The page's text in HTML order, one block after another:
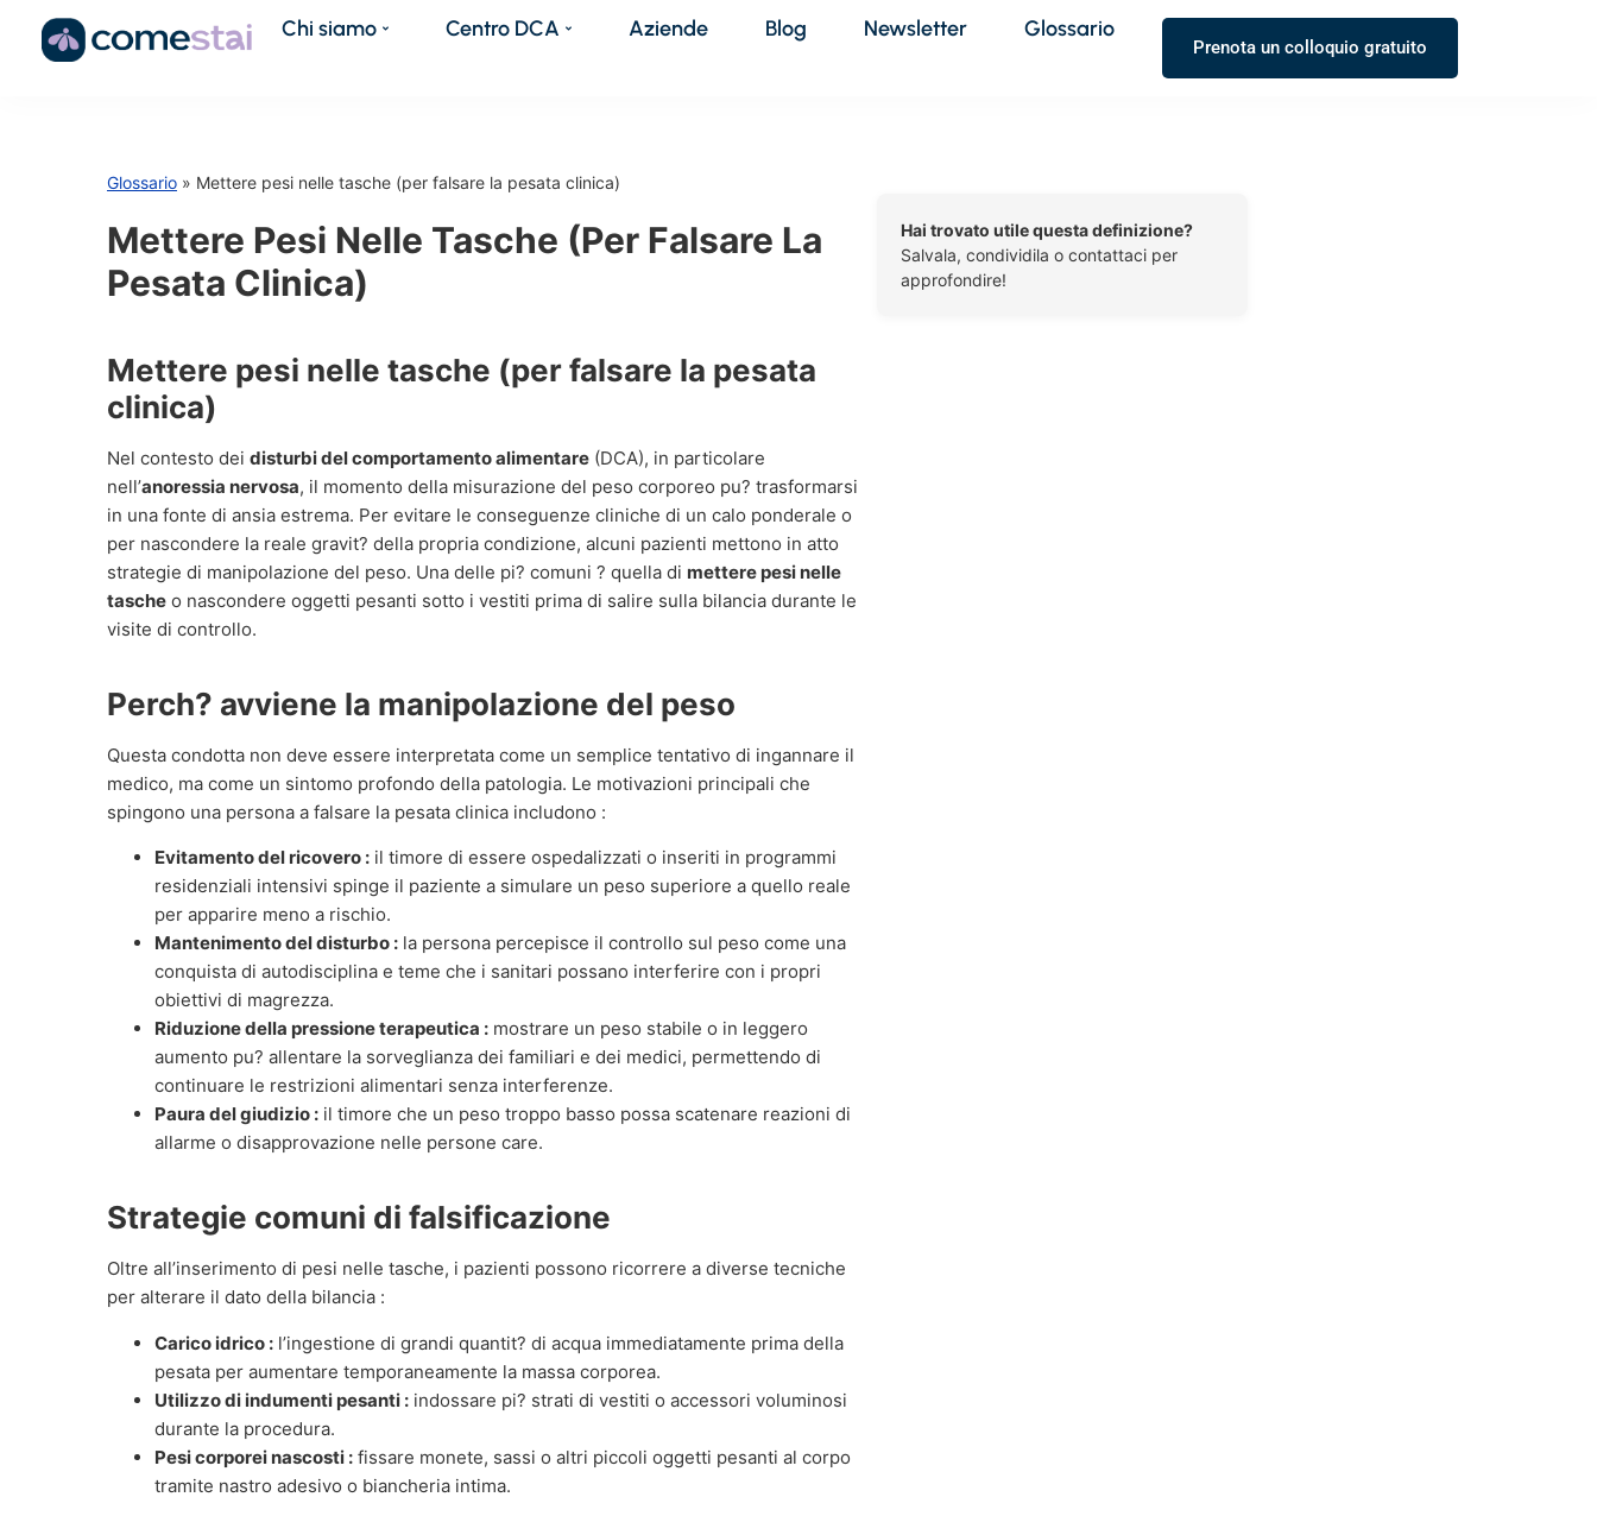
Chi siamo Centro DCA Aziende Blog Newsletter Glossario
Prenota un colloquio gratuito
Glossario » Mettere pesi nelle tasche (per falsare la pesata clinica)
Mettere Pesi Nelle Tasche (per Falsare La
Pesata Clinica)
Mettere pesi nelle tasche (per falsare la pesata
clinica)
Nel contesto dei disturbi del comportamento alimentare (DCA), in particolare
nell’anoressia nervosa, il momento della misurazione del peso corporeo pu? trasformarsi
in una fonte di ansia estrema. Per evitare le conseguenze cliniche di un calo ponderale o
per nascondere la reale gravit? della propria condizione, alcuni pazienti mettono in atto
strategie di manipolazione del peso. Una delle pi? comuni ? quella di mettere pesi nelle
tasche o nascondere oggetti pesanti sotto i vestiti prima di salire sulla bilancia durante le
visite di controllo.
Perch? avviene la manipolazione del peso
Questa condotta non deve essere interpretata come un semplice tentativo di ingannare il
medico, ma come un sintomo profondo della patologia. Le motivazioni principali che
spingono una persona a falsare la pesata clinica includono :
Evitamento del ricovero : il timore di essere ospedalizzati o inseriti in programmi
residenziali intensivi spinge il paziente a simulare un peso superiore a quello reale
per apparire meno a rischio.
Mantenimento del disturbo : la persona percepisce il controllo sul peso come una
conquista di autodisciplina e teme che i sanitari possano interferire con i propri
obiettivi di magrezza.
Riduzione della pressione terapeutica : mostrare un peso stabile o in leggero
aumento pu? allentare la sorveglianza dei familiari e dei medici, permettendo di
continuare le restrizioni alimentari senza interferenze.
Paura del giudizio : il timore che un peso troppo basso possa scatenare reazioni di
allarme o disapprovazione nelle persone care.
Strategie comuni di falsificazione
Oltre all’inserimento di pesi nelle tasche, i pazienti possono ricorrere a diverse tecniche
per alterare il dato della bilancia :
Carico idrico : l’ingestione di grandi quantit? di acqua immediatamente prima della
pesata per aumentare temporaneamente la massa corporea.
Utilizzo di indumenti pesanti : indossare pi? strati di vestiti o accessori voluminosi
durante la procedura.
Pesi corporei nascosti : fissare monete, sassi o altri piccoli oggetti pesanti al corpo
tramite nastro adesivo o biancheria intima.
Hai trovato utile questa definizione?
Salvala, condividila o contattaci per
approfondire!